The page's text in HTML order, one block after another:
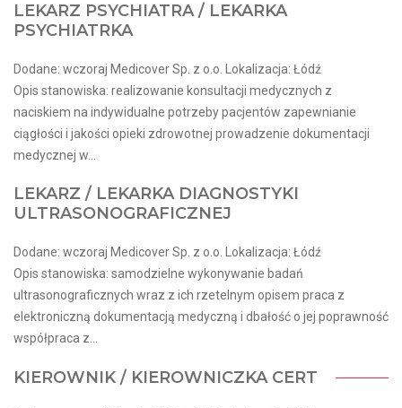
LEKARZ PSYCHIATRA / LEKARKA
PSYCHIATRKA
Dodane: wczoraj Medicover Sp. z o.o. Lokalizacja: Łódź
Opis stanowiska: realizowanie konsultacji medycznych z
naciskiem na indywidualne potrzeby pacjentów zapewnianie
ciągłości i jakości opieki zdrowotnej prowadzenie dokumentacji
medycznej w...
LEKARZ / LEKARKA DIAGNOSTYKI
ULTRASONOGRAFICZNEJ
Dodane: wczoraj Medicover Sp. z o.o. Lokalizacja: Łódź
Opis stanowiska: samodzielne wykonywanie badań
ultrasonograficznych wraz z ich rzetelnym opisem praca z
elektroniczną dokumentacją medyczną i dbałość o jej poprawność
współpraca z...
KIEROWNIK / KIEROWNICZKA CERT